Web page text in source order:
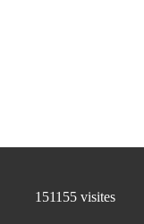
151155 visites